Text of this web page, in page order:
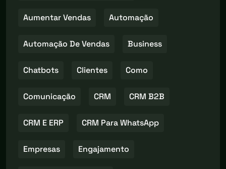
Aumentar Vendas Automação
Automação De Vendas Business
Chatbots Clientes Como
Comunicação CRM CRM B2B
CRM E ERP CRM Para WhatsApp
Empresas Engajamento